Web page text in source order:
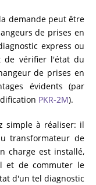
demande peut être
de prises en
express ou
de vérifier l'état du
de prises en
évidents (par
PKR-2M).
simple à réaliser: il
transformateur de
charge est installé,
et de commuter le
d'un tel diagnostic